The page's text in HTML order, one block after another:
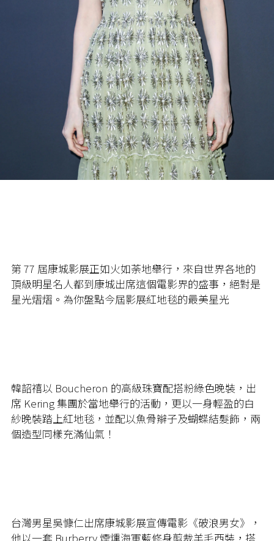
第 77 屆康城影展正如火如荼地舉行，來自世界各地的
頂級明星名人都到康城出席這個電影界的盛事，絕對是
星光熠熠。為你盤點今屆影展紅地毯的最美星光
韓韶禧以 Boucheron 的高級珠寶配搭粉綠色晚裝，出
席 Kering 集團於當地舉行的活動，更以一身輕盈的白
紗晚裝踏上紅地毯，並配以魚骨辮子及蝴蝶結髮飾，兩
個造型同樣充滿仙氣！
台灣男星吳慷仁出席康城影展宣傳電影《破浪男女》，
他以一套 Burberry 煙燻海軍藍修身剪裁羊毛西裝，搭